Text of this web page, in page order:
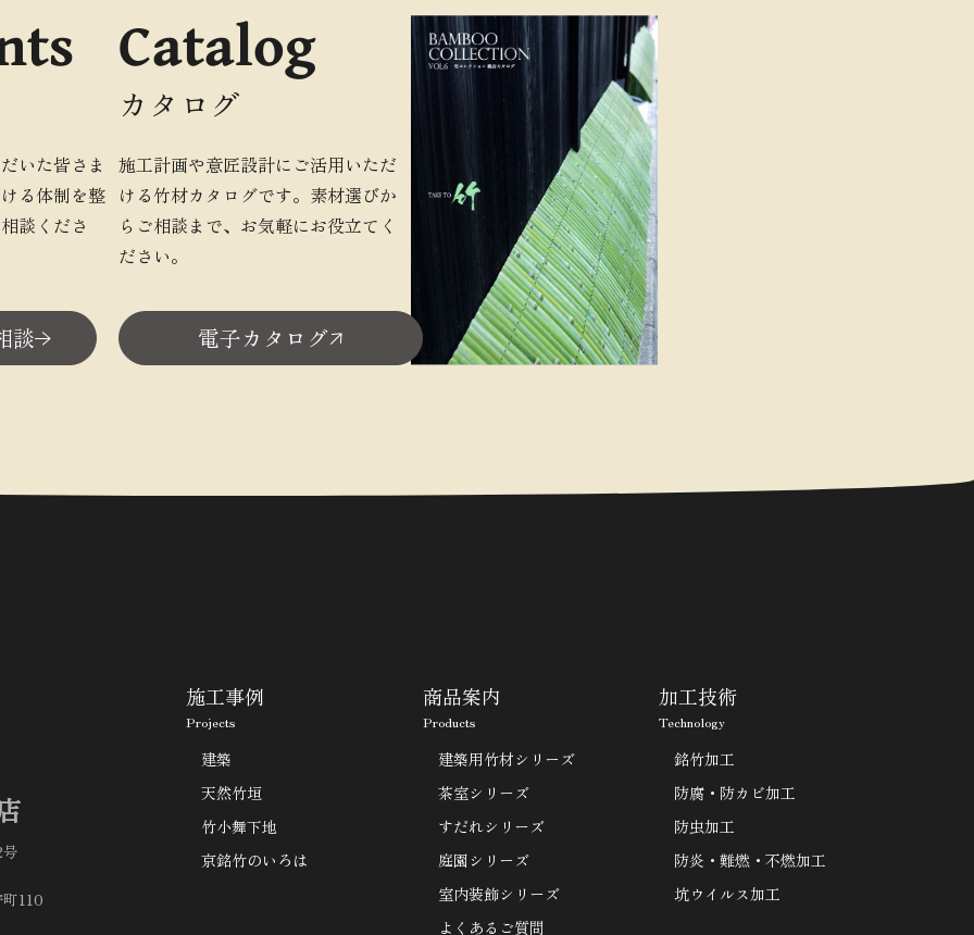
いた皆さま
る体制を整
談くださ
談
Catalog
カタログ
施工計画や意匠設計にご活用いただ
ける竹材カタログです。素材選びか
らご相談まで、お気軽にお役立てく
ださい。
電子カタログ
110
施工事例
Projects
建築
天然竹垣
竹小舞下地
京銘竹のいろは
商品案内
Products
建築用竹材シリーズ
茶室シリーズ
すだれシリーズ
庭園シリーズ
室内装飾シリーズ
よくあるご質問
加工技術
Technology
銘竹加工
防腐・防カビ加工
防虫加工
防炎・難燃・不燃加工
坑ウイルス加工